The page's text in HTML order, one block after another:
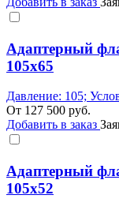
Адаптерный
105x65
Давление: 105;
От 127 500 руб.
Добавить в заказ
Адаптерный
105x52